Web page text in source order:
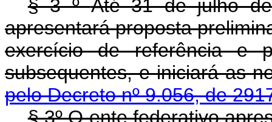
§ 3ºAté 31 de julho
apresentará proposta
exercício de referência e
subsequentes, e iniciará as
pelo Decreto nº 9.056, de
§ 3º O ente federativo